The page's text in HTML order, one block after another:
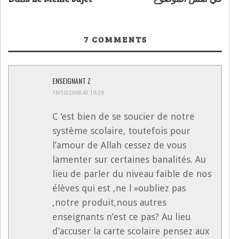
7 COMMENTS
ENSEIGNANT Z
18/10/2008 AT 19:29
C ‘est bien de se soucier de notre
système scolaire, toutefois pour
l’amour de Allah cessez de vous
lamenter sur certaines banalités. Au
lieu de parler du niveau faible de nos
élèves qui est ,ne l »oubliez pas
,notre produit,nous autres
enseignants n’est ce pas? Au lieu
d’accuser la carte scolaire pensez aux